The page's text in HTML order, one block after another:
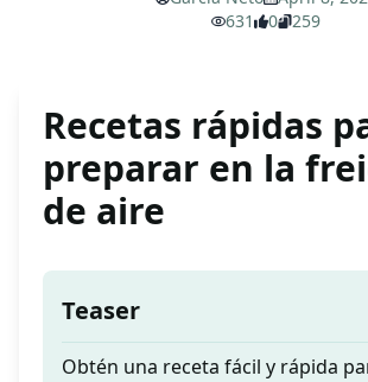
631
0 259
Recetas rápidas
preparar en la
de aire
Teaser
Obtén una receta fácil y rápida